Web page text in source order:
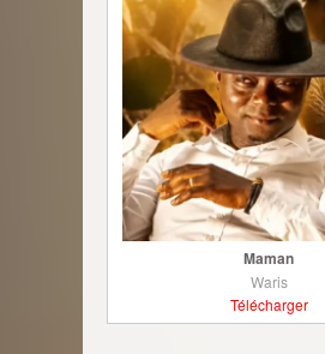
Maman
Waris
Télécharger